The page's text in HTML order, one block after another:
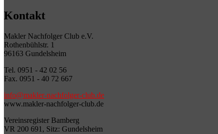
Kontakt
Makler Nachfolger Club e.V.
Rothenbühlstr. 1
96163 Gundelsheim
Tel. 0951 - 42 02 56
Fax. 0951 - 40 72 667
info@makler-nachfolger-club.de
www.makler-nachfolger-club.de
Vereinsregister Bamberg
VR 200 691, Sitz: Gundelsheim